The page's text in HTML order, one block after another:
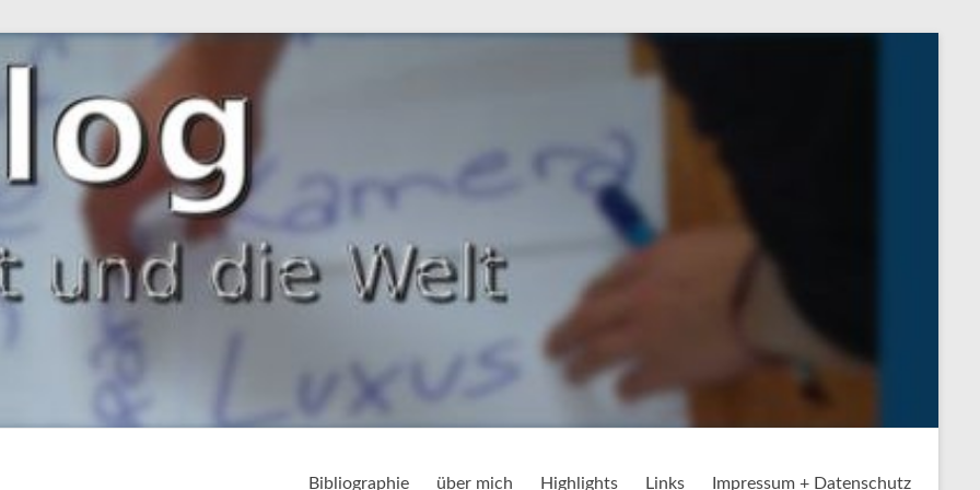
Bibliographie über mich Highlights Links Impressum + Datenschutz